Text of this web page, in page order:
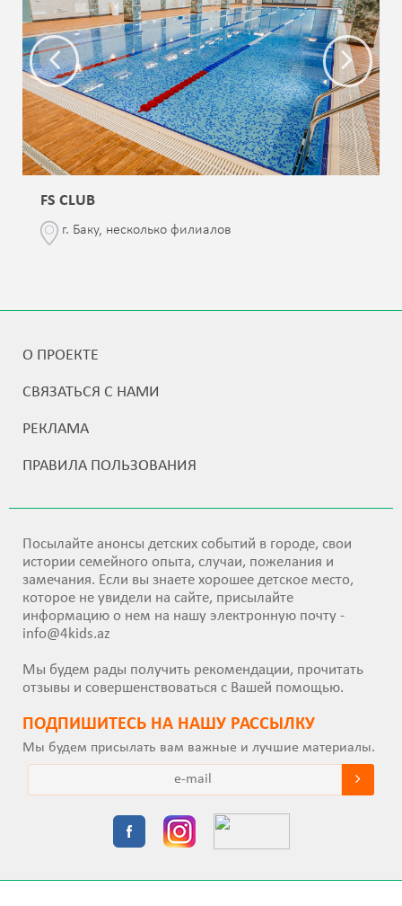
FS CLUB
г. Баку, несколько филиалов
О ПРОЕКТЕ
СВЯЗАТЬСЯ С НАМИ
РЕКЛАМА
ПРАВИЛА ПОЛЬЗОВАНИЯ
Посылайте анонсы детских событий в городе, свои
истории семейного опыта, случаи, пожелания и
замечания. Если вы знаете хорошее детское место,
которое не увидели на сайте, присылайте
информацию о нем на нашу электронную почту -
info@4kids.az
Мы будем рады получить рекомендации, прочитать
отзывы и совершенствоваться с Вашей помощью.
ПОДПИШИТEСЬ НА НАШУ РАССЫЛКУ
Мы будем присылать вам важные и лучшие материалы.